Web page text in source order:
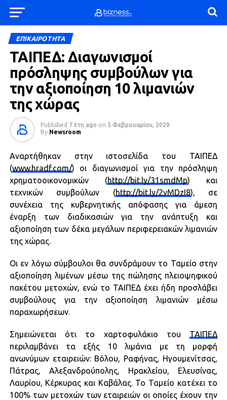
ΕΠΙΚΑΙΡΟΤΗΤΑ
ΤΑΙΠΕΔ: Διαγωνισμοί
πρόσληψης συμβούλων για
την αξιοποίηση 10 λιμανιών
της χώρας
Published 7 έτη ago on 5 Φεβρουαρίου, 2020
By Newsroom
Αναρτήθηκαν στην ιστοσελίδα του ΤΑΙΠΕΔ
(www.hradf.com/) οι διαγωνισμοί για την πρόσληψη
χρηματοοικονομικών (http://bit.ly/31smdMp) και
τεχνικών συμβούλων (http://bit.ly/2vMDzI8), σε
συνέχεια της κυβερνητικής απόφασης για άμεση
έναρξη των διαδικασιών για την ανάπτυξη και
αξιοποίηση των δέκα μεγάλων περιφερειακών λιμανιών
της χώρας.
Οι εν λόγω σύμβουλοι θα συνδράμουν το Ταμείο στην
αξιοποίηση λιμένων μέσω της πώλησης πλειοψηφικού
πακέτου μετοχών, ενώ το ΤΑΙΠΕΔ έχει ήδη προσλάβει
συμβούλους για την αξιοποίηση λιμανιών μέσω
παραχωρήσεων.
Σημειώνεται ότι το χαρτοφυλάκιο του ΤΑΙΠΕΔ
περιλαμβάνει τα εξής 10 λιμάνια με τη μορφή
ανωνύμων εταιρειών: Βόλου, Ραφήνας, Ηγουμενίτσας,
Πάτρας, Αλεξανδρούπολης, Ηρακλείου, Ελευσίνας,
Λαυρίου, Κέρκυρας και Καβάλας. Το Ταμείο κατέχει το
100% των μετοχών των εταιρειών οι οποίες έχουν την